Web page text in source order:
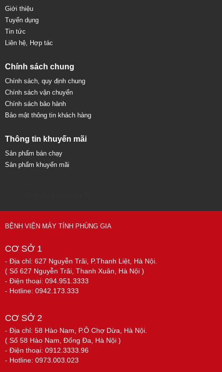
Giới thiệu
Tuyển dụng
Tin tức
Liên hệ, Hợp tác
Chính sách chung
Chính sách, quy định chung
Chính sách vận chuyển
Chính sách bảo hành
Bảo mật thông tin khách hàng
Thông tin khuyến mãi
Sản phẩm bán chạy
Sản phẩm khuyến mãi
BỆNH VIỆN MÁY TÍNH PHÙNG GIA
CƠ SỞ 1
- Địa chỉ: 627 Nguyễn Trãi, P.Thanh Liệt, Hà Nội.
( Số 627 Nguyễn Trãi, Thanh Xuân, Hà Nội )
- Điện thoại: 094.951.3333
- Hotline: 0942.173.333
CƠ SỞ 2
- Địa chỉ: 58 Hào Nam, P.Ô Chợ Dừa, Hà Nội.
( Số 58 Hào Nam, Đống Đa, Hà Nội )
- Điện thoại: 0912.3333.96
- Hotline: 0973.003.023